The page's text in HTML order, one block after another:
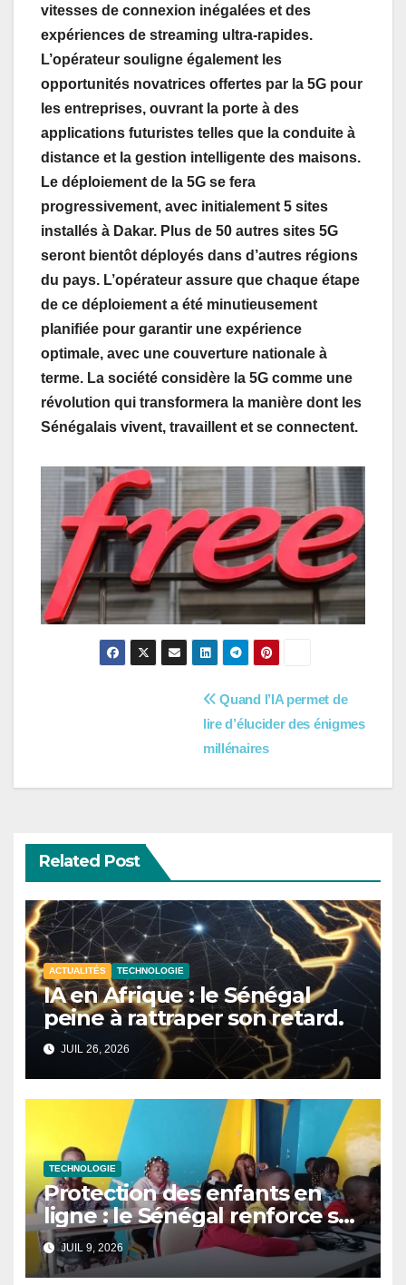
vitesses de connexion inégalées et des
expériences de streaming ultra-rapides.
L’opérateur souligne également les
opportunités novatrices offertes par la 5G pour
les entreprises, ouvrant la porte à des
applications futuristes telles que la conduite à
distance et la gestion intelligente des maisons.
Le déploiement de la 5G se fera
progressivement, avec initialement 5 sites
installés à Dakar. Plus de 50 autres sites 5G
seront bientôt déployés dans d’autres régions
du pays. L’opérateur assure que chaque étape
de ce déploiement a été minutieusement
planifiée pour garantir une expérience
optimale, avec une couverture nationale à
terme. La société considère la 5G comme une
révolution qui transformera la manière dont les
Sénégalais vivent, travaillent et se connectent.
l’article
Quand l’IA permet de
lire d’élucider des énigmes
millénaires
Related Post
ACTUALITÉS TECHNOLOGIE
IA en Afrique : le Sénégal
peine à rattraper son retard.
JUIL 26, 2026
TECHNOLOGIE
Protection des enfants en
ligne : le Sénégal renforce sa
stratégie face aux défis du
numérique
JUIL 9, 2026